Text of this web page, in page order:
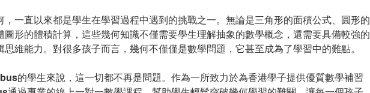
，一直以來都是學生在學習過程中遇到的挑戰之一。無論是三角形的面積公式、圓形的
圖形的體積計算，這些幾何知識不僅需要學生理解抽象的數學概念，還需要具備較強的
思維能力。對很多孩子而言，幾何不僅僅是數學問題，它甚至成為了學習中的難點。
的學生來說，這一切都不再是問題。作為一所致力於為香港學子提供優質數學補習